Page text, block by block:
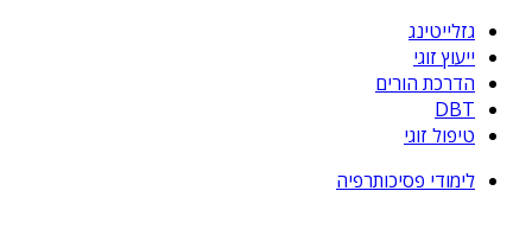
גזלייטינג
ייעוץ זוגי
הדרכת הורים
DBT
טיפול זוגי
לימודי פסיכותרפיה